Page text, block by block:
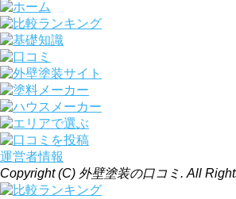
運営者情報
Copyright (C) 外壁塗装の口コミ. All